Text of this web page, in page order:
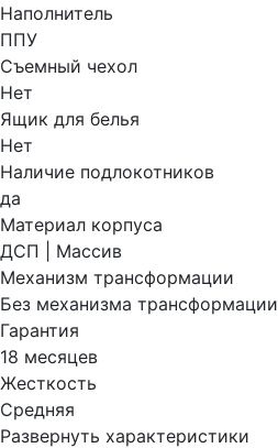
Наполнитель
ППУ
Съемный чехол
Нет
Ящик для белья
Нет
Наличие подлокотников
да
Материал корпуса
ДСП | Массив
Механизм трансформации
Без механизма трансформации
Гарантия
18 месяцев
Жесткость
Средняя
Развернуть характеристики